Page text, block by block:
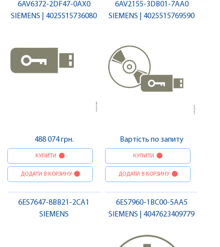
6AV6372-2DF47-0AX0
SIEMENS | 4025515736080
488 074 грн.
КУПИТИ
ДОДАТИ В КОРЗИНУ
6AV2155-3DB01-7AA0
SIEMENS | 4025515769590
Вартість по запиту
КУПИТИ
ДОДАТИ В КОРЗИНУ
6ES7647-8BB21-2CA1
SIEMENS
6ES7960-1BC00-5AA5
SIEMENS | 4047623409779